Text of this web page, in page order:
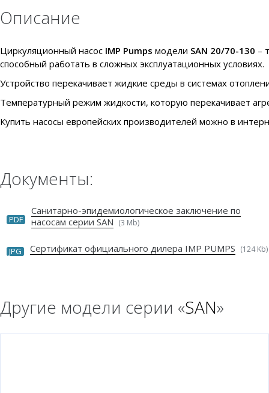
Описание
Циркуляционный насос IMP Pumps модели SAN 20/70-130 –
способный работать в сложных эксплуатационных условиях.
Устройство перекачивает жидкие среды в системах
Температурный режим жидкости, которую перекачивает
Купить насосы европейских производителей можно в
Документы:
PDF
Санитарно-эпидемиологическое заключение по
насосам серии SAN (3 Mb)
JPG Сертификат официального дилера IMP PUMPS (124 Kb)
Другие модели серии «SAN»